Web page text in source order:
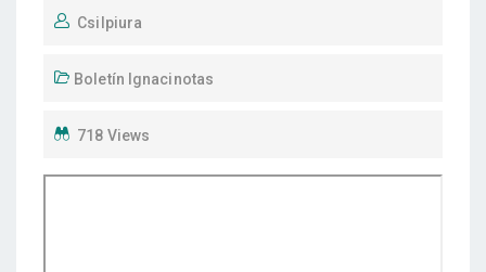
Csilpiura
Boletín Ignacinotas
718 Views